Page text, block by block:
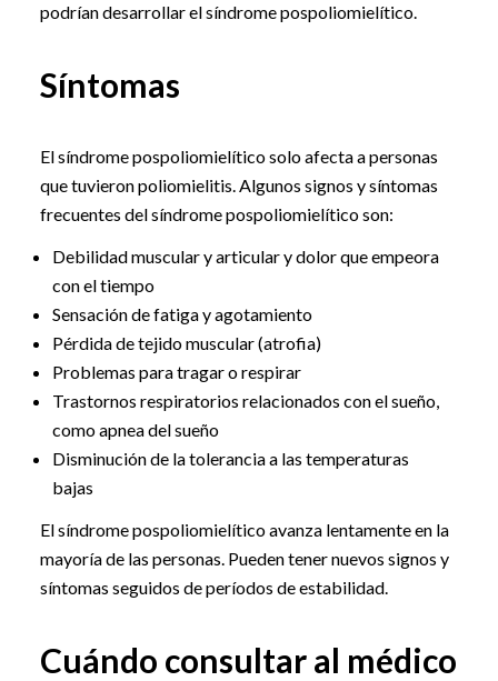
podrían desarrollar el síndrome pospoliomielítico.
Síntomas
El síndrome pospoliomielítico solo afecta a personas
que tuvieron poliomielitis. Algunos signos y síntomas
frecuentes del síndrome pospoliomielítico son:
Debilidad muscular y articular y dolor que empeora
con el tiempo
Sensación de fatiga y agotamiento
Pérdida de tejido muscular (atrofia)
Problemas para tragar o respirar
Trastornos respiratorios relacionados con el sueño,
como apnea del sueño
Disminución de la tolerancia a las temperaturas
bajas
El síndrome pospoliomielítico avanza lentamente en la
mayoría de las personas. Pueden tener nuevos signos y
síntomas seguidos de períodos de estabilidad.
Cuándo consultar al médico